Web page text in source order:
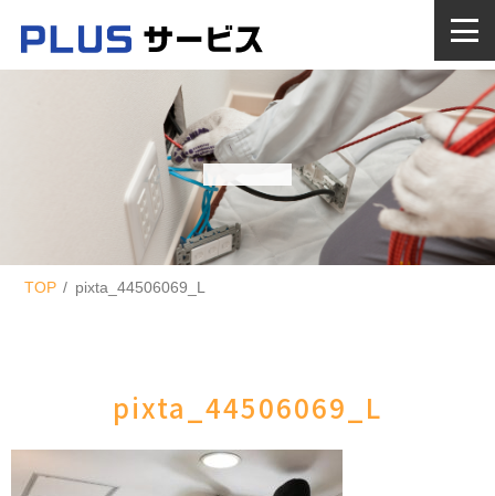
TOP pixta_44506069_L
pixta_44506069_L